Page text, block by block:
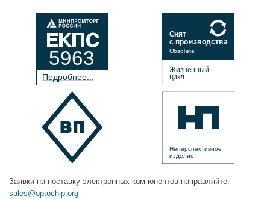
Подробнее...
5963
Жизненный
цикл
Obsolete
Снят
с производства
Неперспективное
изделие
Заявки на поставку электронных компонентов направляйте:
sales@optochip.org